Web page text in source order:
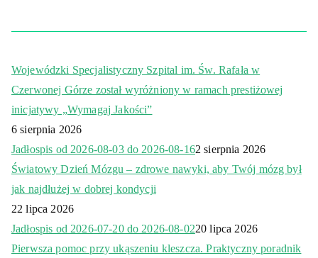
Wojewódzki Specjalistyczny Szpital im. Św. Rafała w
Czerwonej Górze został wyróżniony w ramach prestiżowej
inicjatywy „Wymagaj Jakości”
6 sierpnia 2026
Jadłospis od 2026-08-03 do 2026-08-162 sierpnia 2026
Światowy Dzień Mózgu – zdrowe nawyki, aby Twój mózg był
jak najdłużej w dobrej kondycji
22 lipca 2026
Jadłospis od 2026-07-20 do 2026-08-0220 lipca 2026
Pierwsza pomoc przy ukąszeniu kleszcza. Praktyczny poradnik